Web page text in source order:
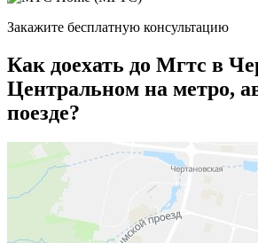
Закажите бесплатную консультацию
Как доехать до Мгтс в
Центральном на метро,
поезде?